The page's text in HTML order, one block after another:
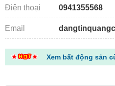
Điện thoại 0941355568
Email
Xem bất động sản